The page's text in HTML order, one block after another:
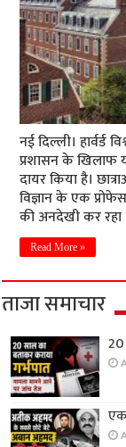
नई दिल्ली। हार्वर्ड
प्रशासन के खिलाफ
दायर किया है।
विज्ञान के एक
की अनदेखी कर
Read More »
ताजा समाचार